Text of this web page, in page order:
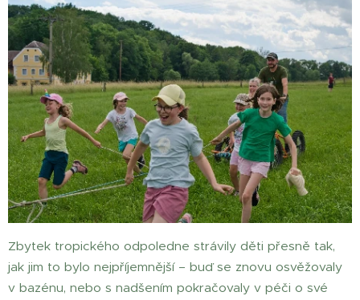
Zbytek tropického odpoledne strávily děti přesně tak,
jak jim to bylo nejpříjemnější – buď se znovu osvěžovaly
v bazénu, nebo s nadšením pokračovaly v péči o své